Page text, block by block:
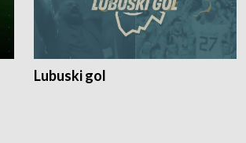
Lubuski gol